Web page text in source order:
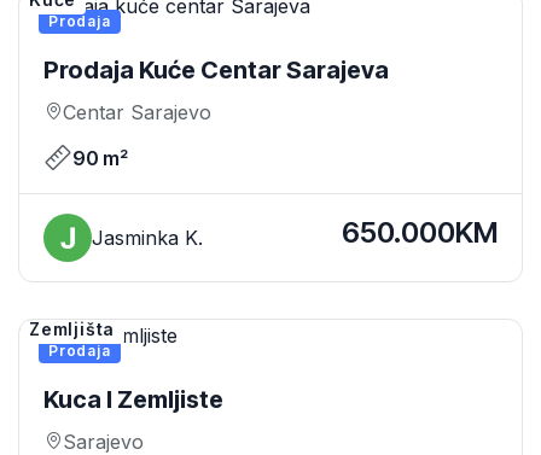
Prodaja
Prodaja Kuće Centar Sarajeva
Centar Sarajevo
90 m²
Jasminka K. 650.000KM
Prodaja
Zemljišta
Kuca I Zemljiste
Sarajevo